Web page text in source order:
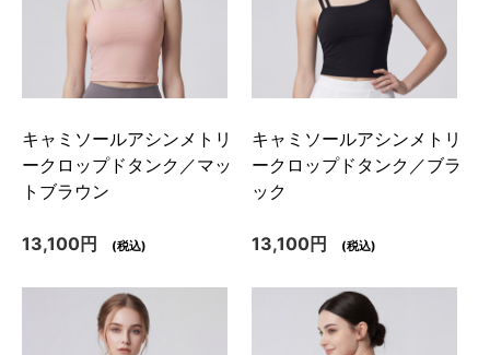
キャミソールアシンメトリ
ークロップドタンク／マッ
トブラウン
13,100円 (税込)
キャミソールアシンメトリ
ークロップドタンク／ブラ
ック
13,100円 (税込)